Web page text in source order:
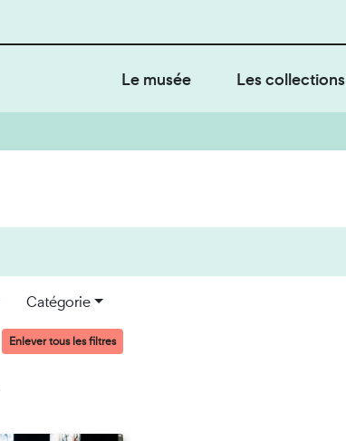
Le musée Les collections
Catégorie
Enlever tous les filtres